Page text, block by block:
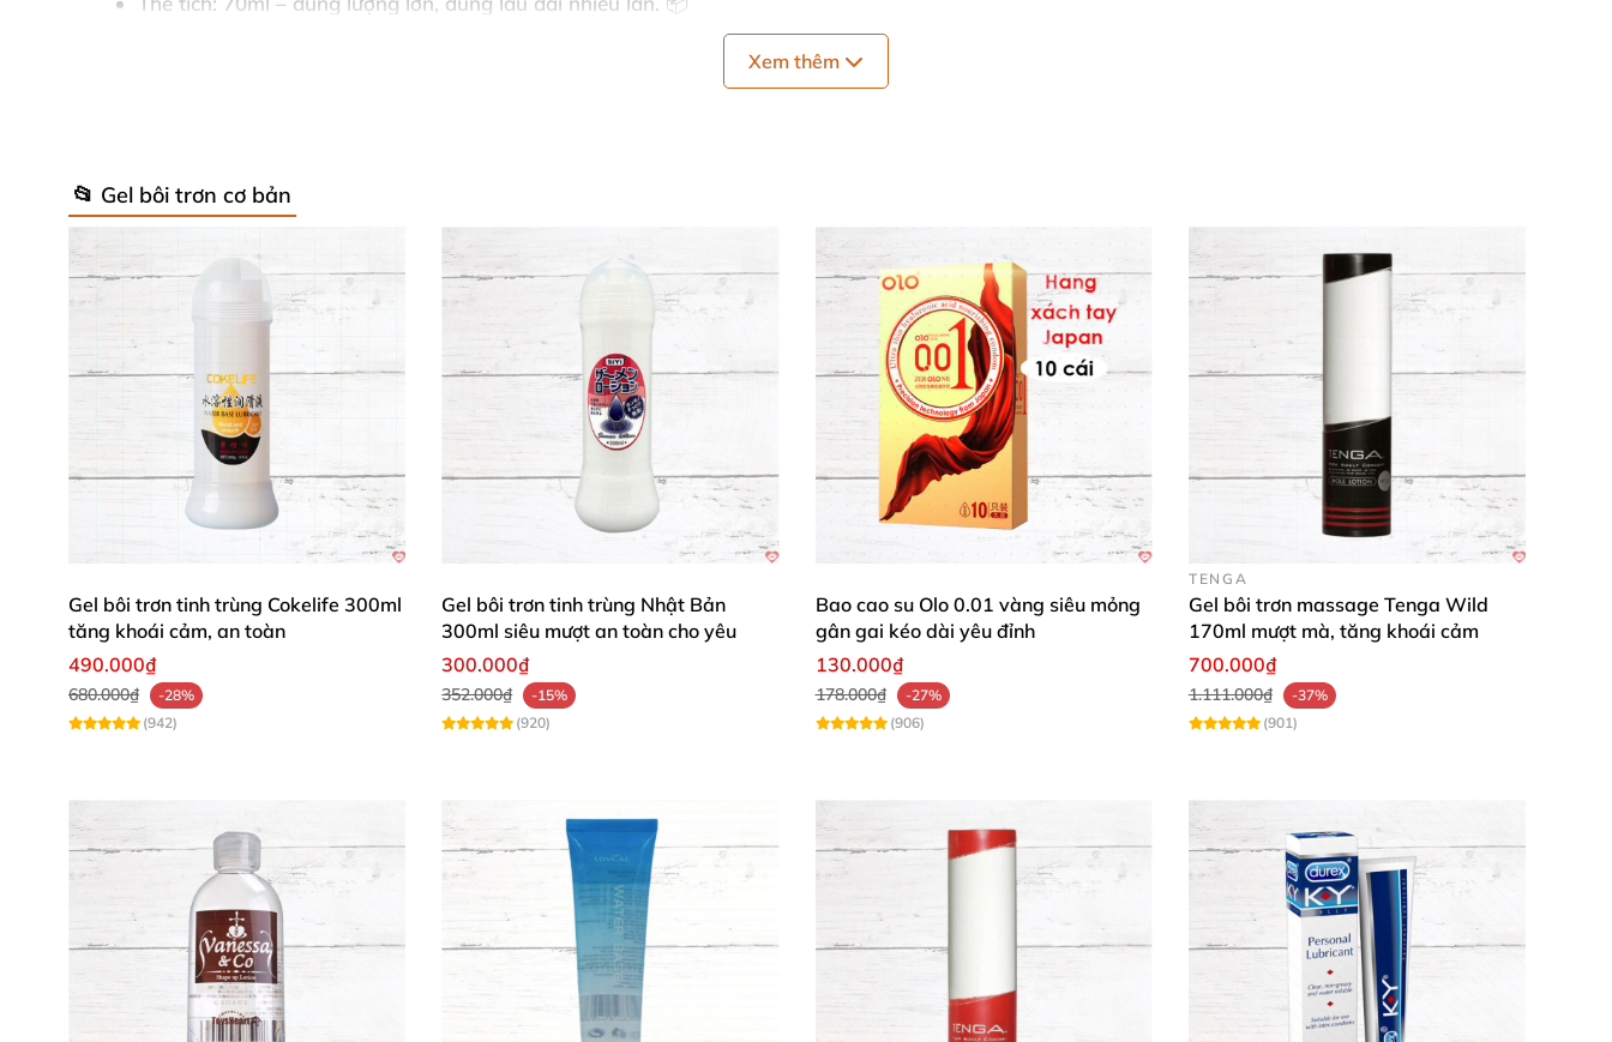
Ăn được : Không – tập trung tối ưu độ trơn thuần túy.
: Hoàn hảo với đồ chơi mọi loại và bao cao su. ✅
Bao bì : Tuýp tiện lợi, dễ mang theo mọi nơi.
Thành phần cao cấp từ Pháp bao gồm nước, glycerin, propylene glycol, hydroxyethylcellulose, phenoxyethanol, hương liệu, sodium polyacrylate,
allantoin, ethylhexylglycerin, bột nước ép lá lô hội, dinatrium phosphate, polysorbate 60, sodium phosphate. Chất lượng châu Âu chuẩn mực, mang
đến trải nghiệm đỉnh cao! 🇫🇷
🛡️ Hướng Dẫn Sử Dụng Đơn Giản, An Toàn Tuyệt Đối
Thoa lượng smazka thân mật nước
vừa đủ lên vùng kín, bao cao su hoặc đồ chơi. Lặp lại nếu cần để giữ độ mịn màng liên tục. Rửa sạch nhanh
chóng bằng nước ấm pha xà phòng, không để lại vết tích. Sử dụng thường xuyên để mọi khoảnh khắc thêm thăng hoa! 🚀
⭐ Nhận Xét Từ Khách Hàng Thực Tế – Chứng Minh Chất Lượng!
Nguyễn Thị Lan, Hà Nội
: "Gel Mixgliss Kiss dâu rừng siêu mịn màng, hương thơm ngọt lịm khiến mình mê ngay từ lần đầu. Dùng thoải mái không hề
khô ráp, chất lượng Pháp thật sự đáng tiền!" 😍
Trần Minh Tuấn, TP.HCM
: "Độ trơn kinh ngạc, an toàn tuyệt vời với bao cao su và đồ chơi. Vợ chồng mình dùng mãi không chán, cảm giác tự nhiên
Xem thêm
📂 Gel bôi trơn cơ bản
Gel bôi trơn tinh trùng Cokelife 300ml
tăng khoái cảm, an toàn
490.000₫
680.000₫
-28%
(942)
Gel bôi trơn tinh trùng Nhật Bản
300ml siêu mượt an toàn cho yêu
300.000₫
352.000₫
-15%
(920)
Bao cao su Olo 0.01 vàng siêu mỏng
gân gai kéo dài yêu đỉnh
130.000₫
178.000₫
-27%
(906)
TENGA
Gel bôi trơn massage Tenga Wild
170ml mượt mà, tăng khoái cảm
700.000₫
1.111.000₫
-37%
(901)